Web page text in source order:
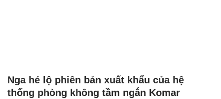
Nga hé lộ phiên bản xuất khẩu của hệ
thống phòng không tầm ngắn Komar